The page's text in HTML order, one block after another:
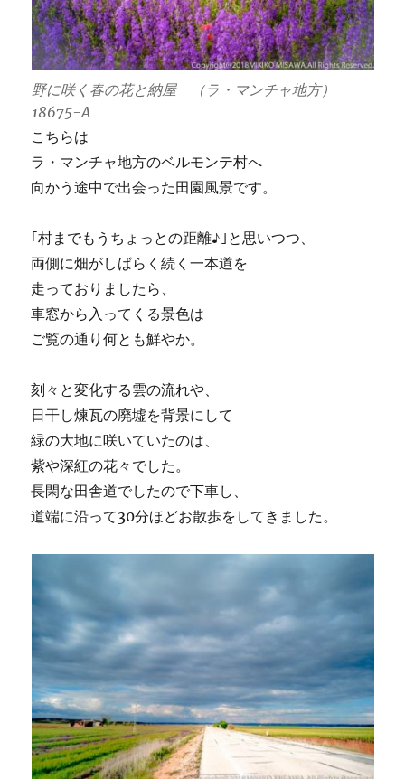
野に咲く春の花と納屋 （ラ・マンチャ地方）
18675-A
こちらは
ラ・マンチャ地方のベルモンテ村へ
向かう途中で出会った田園風景です。
｢村までもうちょっとの距離♪｣と思いつつ、
両側に畑がしばらく続く一本道を
走っておりましたら、
車窓から入ってくる景色は
ご覧の通り何とも鮮やか。
刻々と変化する雲の流れや、
日干し煉瓦の廃墟を背景にして
緑の大地に咲いていたのは、
紫や深紅の花々でした。
長閑な田舎道でしたので下車し、
道端に沿って30分ほどお散歩をしてきました。